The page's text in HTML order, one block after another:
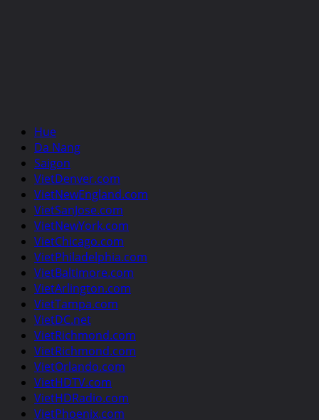
Hue
Da Nang
Saigon
VietDenver.com
VietNewEngland.com
VietSanJose.com
VietNewYork.com
VietChicago.com
VietPhiladelphia.com
VietBaltimore.com
VietArlington.com
VietTampa.com
VietDC.net
VietRichmond.com
VietRichmond.com
VietOrlando.com
VietHDTV.com
VietHDRadio.com
VietPhoenix.com